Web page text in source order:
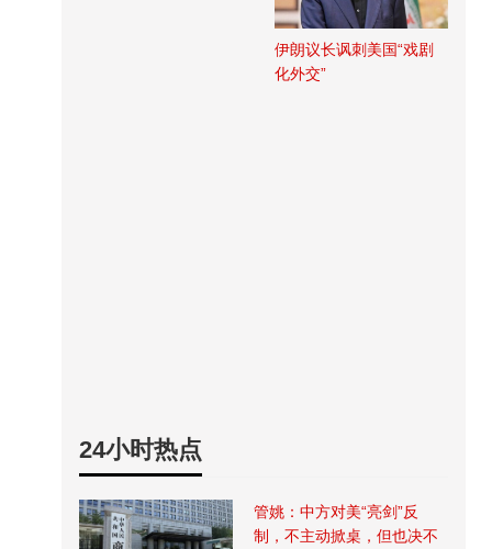
伊朗议长讽刺美国“戏剧
化外交”
24小时热点
管姚：中方对美“亮剑”反
制，不主动掀桌，但也决不